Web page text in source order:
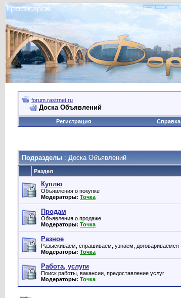
forum.rastrnet.ru
Доска Объявлений
Регистрация
Справка
Подразделы : Доска Объявлений
Раздел
Куплю
Объявления о покупке
Модераторы: Точка
Продам
Объявления о продаже
Модераторы: Точка
Разное
Разыскиваем, спрашиваем, узнаем, договариваемся
Модераторы: Точка
Работа, услуги
Поиск работы, вакансии, предоставление услуг
Модераторы: Точка